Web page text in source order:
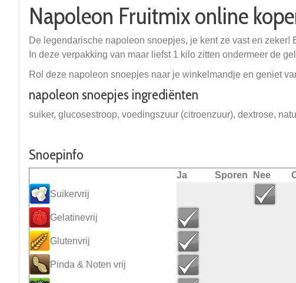
Napoleon Fruitmix online
De legendarische napoleon snoepjes, je kent ze vast en
In deze verpakking van maar liefst 1 kilo zitten ondermeer de
Rol deze napoleon snoepjes naar je winkelmandje en geniet
napoleon snoepjes ingrediënten
suiker, glucosestroop, voedingszuur (citroenzuur), dextrose,
Snoepinfo
Ja Sporen Nee
Suikervrij
Gelatinevrij
Glutenvrij
Pinda & Noten vrij